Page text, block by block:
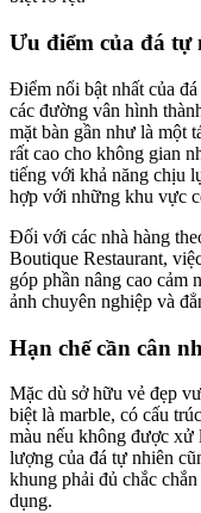
Ưu điểm của đá tự
Điểm nổi bật nhất của
các đường vân hình
mặt bàn gần như là một
rất cao cho không gian
tiếng với khả năng chịu
hợp với những khu vực
Đối với các nhà hàng
Boutique Restaurant,
góp phần nâng cao cảm
ảnh chuyên nghiệp và
Hạn chế cần cân
Mặc dù sở hữu vẻ đẹp
biệt là marble, có cấu
màu nếu không được
lượng của đá tự nhiên
khung phải đủ chắc
dụng.